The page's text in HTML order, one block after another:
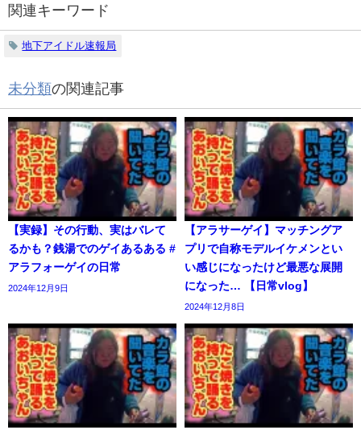
関連キーワード
地下アイドル速報局
未分類の関連記事
【実録】その行動、実はバレて
るかも？銭湯でのゲイあるある #
アラフォーゲイの日常
2024年12月9日
【アラサーゲイ】マッチングア
プリで自称モデルイケメンとい
い感じになったけど最悪な展開
になった… 【日常vlog】
2024年12月8日